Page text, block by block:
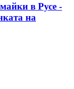
в Русе -
на